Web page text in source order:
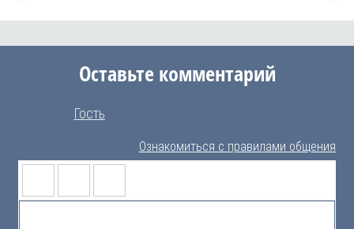
Оставьте комментарий
Гость
Ознакомиться с правилами общения